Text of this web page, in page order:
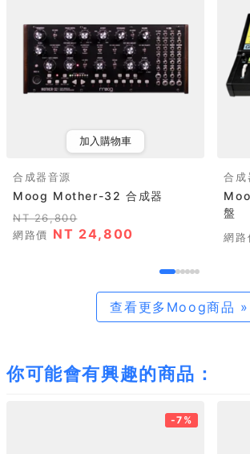
加入購物車
合成器音源
Moog Mother-32 合成器
NT 26,800
網路價 NT 24,800
合成
盤
網路
查看更多Moog商品 »
你可能會有興趣的商品：
-7%